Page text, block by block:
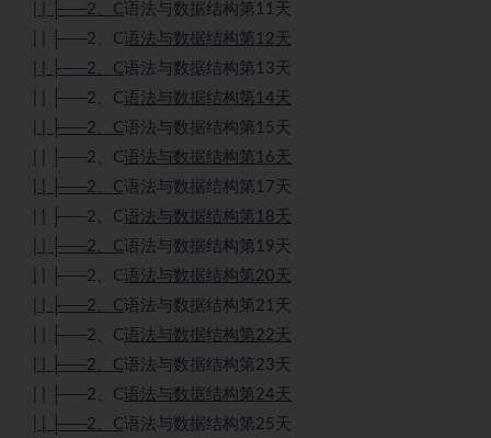
| | ├──2、C语法与数据结构第11天
| | ├──2、C语法与数据结构第12天
| | ├──2、C语法与数据结构第13天
| | ├──2、C语法与数据结构第14天
| | ├──2、C语法与数据结构第15天
| | ├──2、C语法与数据结构第16天
| | ├──2、C语法与数据结构第17天
| | ├──2、C语法与数据结构第18天
| | ├──2、C语法与数据结构第19天
| | ├──2、C语法与数据结构第20天
| | ├──2、C语法与数据结构第21天
| | ├──2、C语法与数据结构第22天
| | ├──2、C语法与数据结构第23天
| | ├──2、C语法与数据结构第24天
| | ├──2、C语法与数据结构第25天